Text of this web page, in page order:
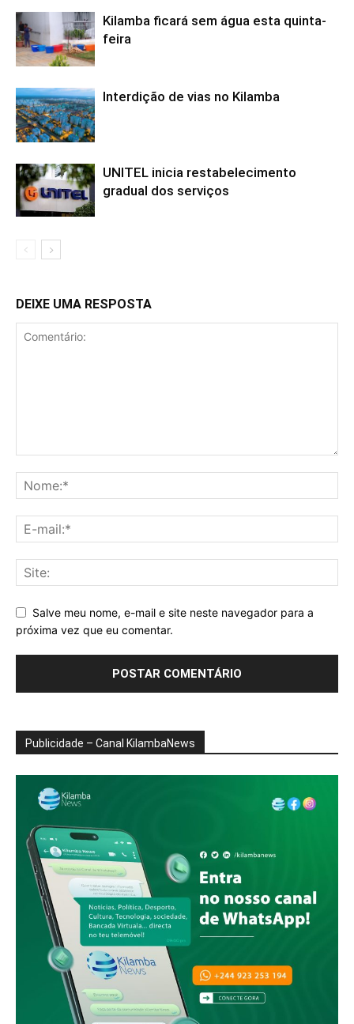
Kilamba ficará sem água esta quinta-
feira
Interdição de vias no Kilamba
UNITEL inicia restabelecimento
gradual dos serviços
DEIXE UMA RESPOSTA
Salve meu nome, e-mail e site neste navegador para a
próxima vez que eu comentar.
Publicidade – Canal KilambaNews